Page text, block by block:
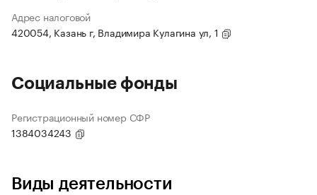
Адрес налоговой
420054, Казань г, Владимира Кулагина ул, 1
Социальные фонды
Регистрационный номер СФР
1384034243
Виды деятельности